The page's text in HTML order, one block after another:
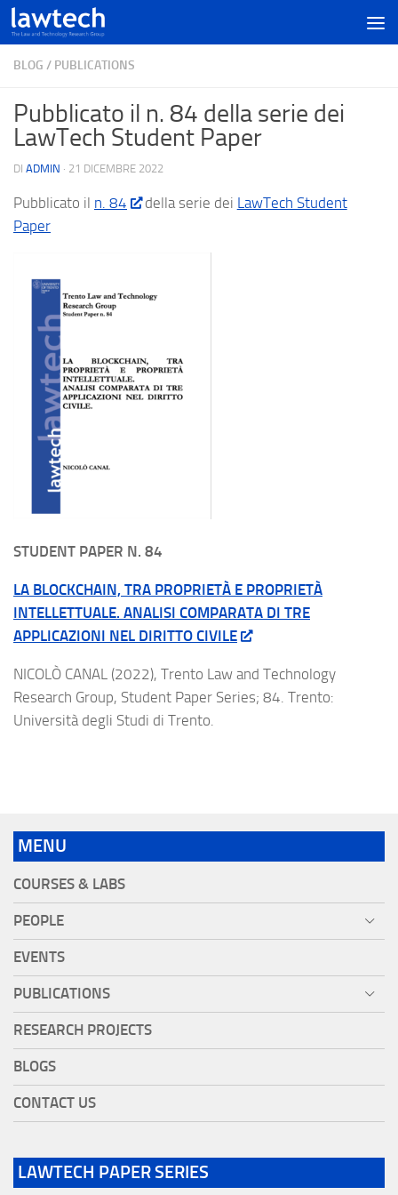
BLOG / PUBLICATIONS
Pubblicato il n. 84 della serie dei
LawTech Student Paper
DI ADMIN · 21 DICEMBRE 2022
Pubblicato il n. 84 della serie dei LawTech Student
Paper
STUDENT PAPER N. 84
LA BLOCKCHAIN, TRA PROPRIETÀ E PROPRIETÀ
INTELLETTUALE. ANALISI COMPARATA DI TRE
APPLICAZIONI NEL DIRITTO CIVILE
NICOLÒ CANAL (2022), Trento Law and Technology
Research Group, Student Paper Series; 84. Trento:
Università degli Studi di Trento.
MENU
COURSES & LABS
PEOPLE
EVENTS
PUBLICATIONS
RESEARCH PROJECTS
BLOGS
CONTACT US
LAWTECH PAPER SERIES